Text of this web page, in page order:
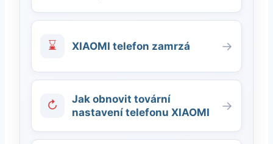
⌛ XIAOMI telefon zamrzá →
↻
Jak obnovit tovární
nastavení telefonu XIAOMI
→